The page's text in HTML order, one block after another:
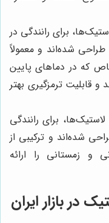
برای رانندگی در
شده‌اند و معمولاً
که در دماهای پایین
قابلیت ترمزگیری بهتر
برای رانندگی
شده‌اند و ترکیبی از
و زمستانی را ارائه
در بازار ایران